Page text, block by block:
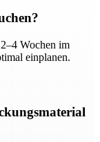
Wochen im
einplanen.